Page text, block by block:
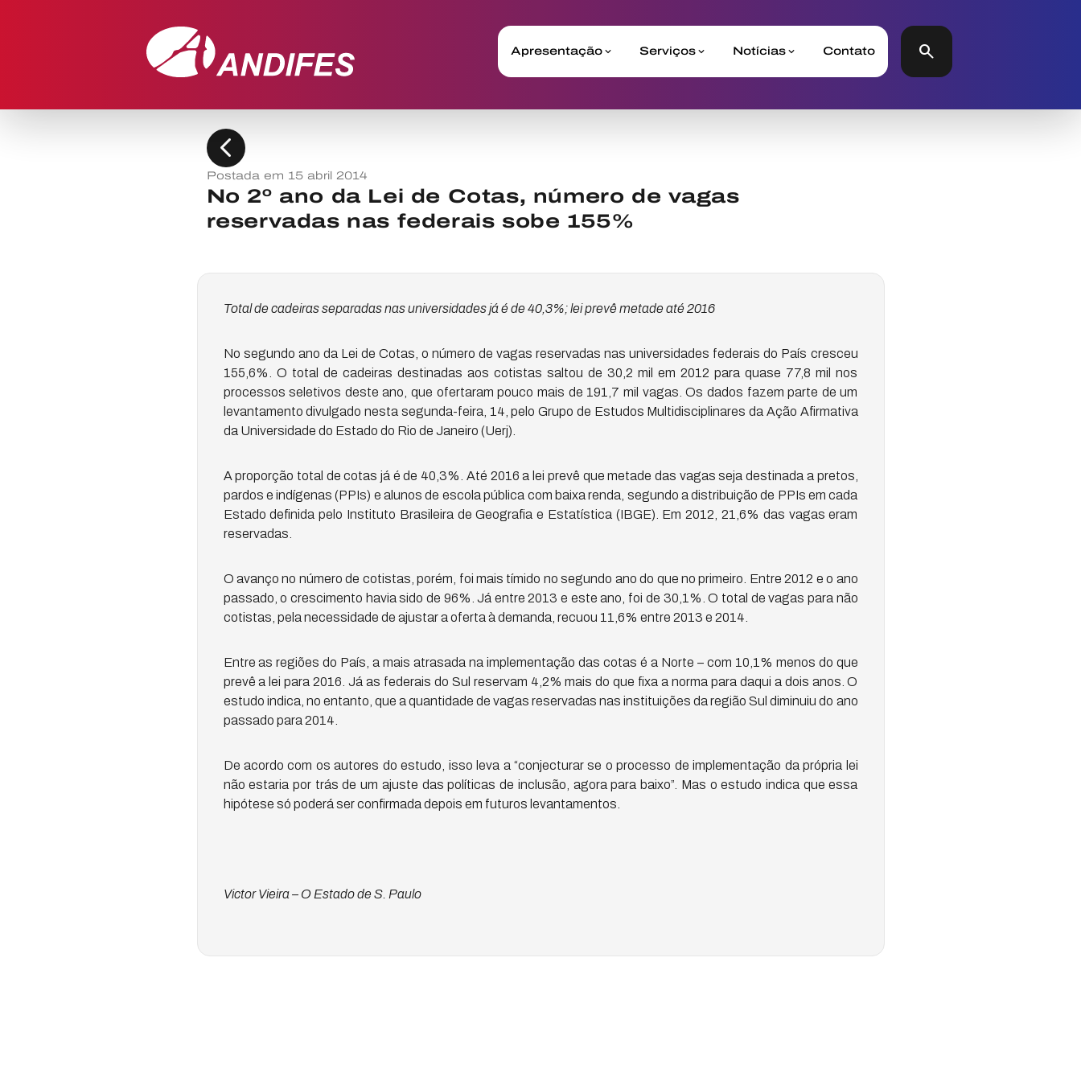
Apresentação Serviços Notícias Contato search
chevron_left
Postada em 15 abril 2014
No 2º ano da Lei de Cotas, número de vagas
reservadas nas federais sobe 155%
Total de cadeiras separadas nas universidades já é de 40,3%; lei prevê metade até 2016
No segundo ano da Lei de Cotas, o número de vagas reservadas nas universidades federais do País cresceu
155,6%. O total de cadeiras destinadas aos cotistas saltou de 30,2 mil em 2012 para quase 77,8 mil nos
processos seletivos deste ano, que ofertaram pouco mais de 191,7 mil vagas. Os dados fazem parte de um
levantamento divulgado nesta segunda-feira, 14, pelo Grupo de Estudos Multidisciplinares da Ação Afirmativa
da Universidade do Estado do Rio de Janeiro (Uerj).
A proporção total de cotas já é de 40,3%. Até 2016 a lei prevê que metade das vagas seja destinada a pretos,
pardos e indígenas (PPIs) e alunos de escola pública com baixa renda, segundo a distribuição de PPIs em cada
Estado definida pelo Instituto Brasileira de Geografia e Estatística (IBGE). Em 2012, 21,6% das vagas eram
reservadas.
O avanço no número de cotistas, porém, foi mais tímido no segundo ano do que no primeiro. Entre 2012 e o ano
passado, o crescimento havia sido de 96%. Já entre 2013 e este ano, foi de 30,1%. O total de vagas para não
cotistas, pela necessidade de ajustar a oferta à demanda, recuou 11,6% entre 2013 e 2014.
Entre as regiões do País, a mais atrasada na implementação das cotas é a Norte – com 10,1% menos do que
prevê a lei para 2016. Já as federais do Sul reservam 4,2% mais do que fixa a norma para daqui a dois anos. O
estudo indica, no entanto, que a quantidade de vagas reservadas nas instituições da região Sul diminuiu do ano
passado para 2014.
De acordo com os autores do estudo, isso leva a “conjecturar se o processo de implementação da própria lei
não estaria por trás de um ajuste das políticas de inclusão, agora para baixo”. Mas o estudo indica que essa
hipótese só poderá ser confirmada depois em futuros levantamentos.
Victor Vieira – O Estado de S. Paulo